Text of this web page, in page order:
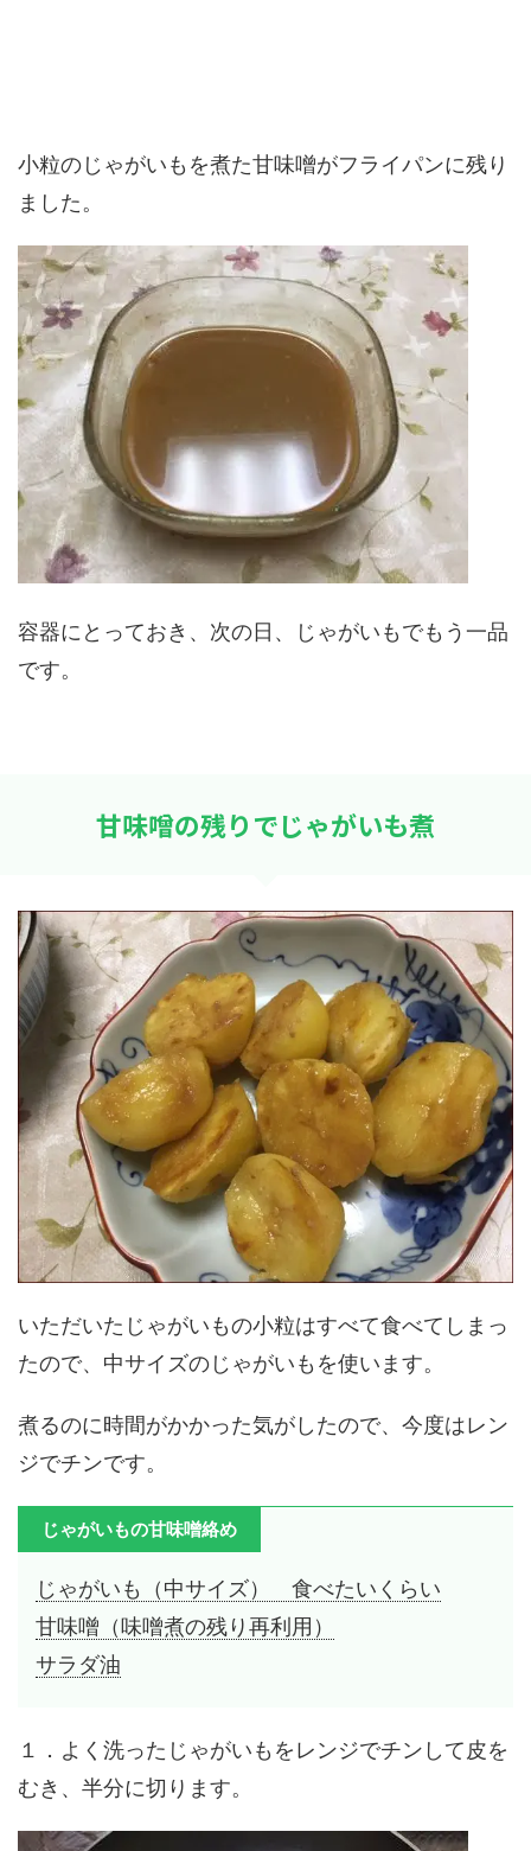
小粒のじゃがいもを煮た甘味噌がフライパンに残り
ました。
容器にとっておき、次の日、じゃがいもでもう一品
です。
甘味噌の残りでじゃがいも煮
いただいたじゃがいもの小粒はすべて食べてしまっ
たので、中サイズのじゃがいもを使います。
煮るのに時間がかかった気がしたので、今度はレン
ジでチンです。
じゃがいもの甘味噌絡め
じゃがいも（中サイズ） 食べたいくらい
甘味噌（味噌煮の残り再利用）
サラダ油
１．よく洗ったじゃがいもをレンジでチンして皮を
むき、半分に切ります。